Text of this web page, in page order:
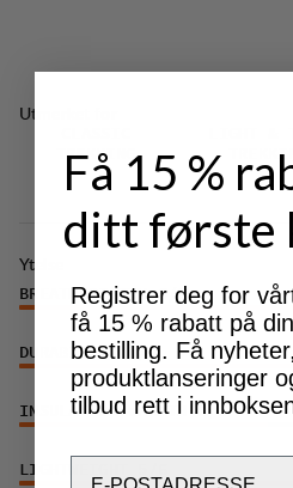
RECCO®-reflektor
DWR-behandling (100%
vann og smuss.
Utmerket for
TREKKING
Ytelse
BREATHABILITY 6 /6
DURABILITY /6
INSULATION/WARMTH 3/6
LIGHTWEIGHT
Få 15 %
ditt første
Registrer deg for
få 15 % rabatt på
bestilling. Få nyheter,
produktlanseringer
tilbud rett i